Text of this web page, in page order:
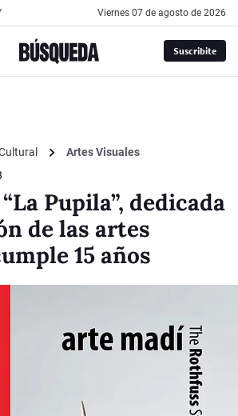
viernes 07 de agosto de 2026
Suscribite
Artes Visuales
Pupila”, dedicada
de las artes
15 años